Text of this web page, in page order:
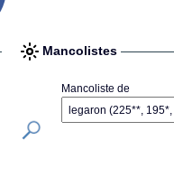
Mancolistes
Mancoliste de